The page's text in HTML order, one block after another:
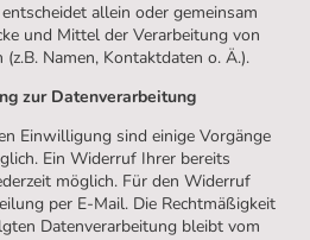
allein oder gemeinsam
und Mittel der Verarbeitung von
Namen, Kontaktdaten o. Ä.).
zur Datenverarbeitung
Einwilligung sind einige Vorgänge
Ein Widerruf Ihrer bereits
möglich. Für den Widerruf
per E-Mail. Die Rechtmäßigkeit
Datenverarbeitung bleibt vom